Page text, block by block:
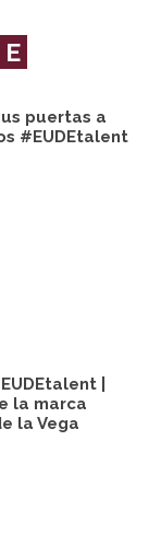
puertas a
#EUDEtalent
|
la marca
la Vega